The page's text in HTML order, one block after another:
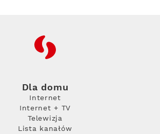
RFC
Dla domu
Internet
Internet + TV
Telewizja
Lista kanałów